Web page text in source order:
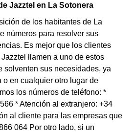
Jazztel en La Sotonera
de los habitantes de La
números para resolver sus
Es mejor que los clientes
llamen a uno de estos
solventen sus necesidades, ya
o en cualquier otro lugar de
los números de teléfono: *
* Atención al extranjero: +34
al cliente para las empresas que
064 Por otro lado, si un